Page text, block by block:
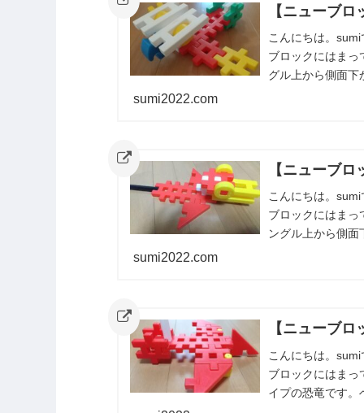
【ニューブ
こんにちは。
ブロックにはまっ
グル上から側面下
sumi2022.com
【ニューブ
こんにちは。
ブロックにはま
ングル上から側
sumi2022.com
【ニューブ
こんにちは。
ブロックにはま
イプの恐竜です。